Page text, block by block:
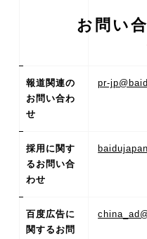
お問い
報道関連の
お問い合わ
せ
pr-
採用に関す
るお問い合
わせ
百度広告に
関するお問